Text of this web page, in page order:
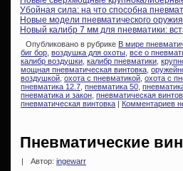
Убойная сила: на что способна
Новые модели пневматического
Новый калибр 7 мм для пневматики:
Опубликовано в рубрике В мире
биг бор воздушка для охоты все о
калибр воздушки калибр пневматики
мощная пневматическая винтовка
воздушкой охота с пневматикой охота с
пневматика 12.7 пневматика 50
пневматика и закон пневматическая
пневматическая винтовка | Комментариев
Пневматические
| Автор: ingewarr